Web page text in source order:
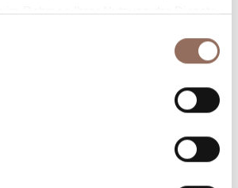
im Rahmen Ihrer Nutzung der Dienste
Essen und